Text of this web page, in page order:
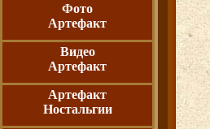
Фото
Артефакт
Видео
Артефакт
Артефакт
Ностальгии